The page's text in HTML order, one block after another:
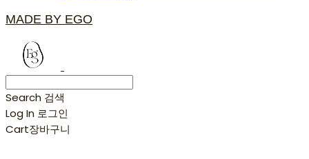
MADE BY EGO
Search 검색
Log In 로그인
Cart장바구니